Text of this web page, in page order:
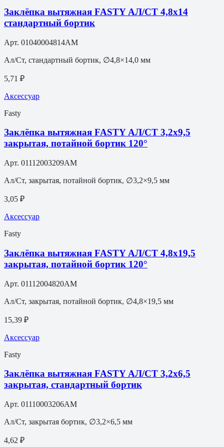
Заклёпка вытяжная FASTY АЛ/СТ 4,8х14
стандартный бортик
Арт. 01040004814AM
Ал/Ст, стандартный бортик, ∅4,8×14,0 мм
5,71 ₽
Аксессуар
Fasty
Заклёпка вытяжная FASTY АЛ/СТ 3,2х9,5
закрытая, потайной бортик 120°
Арт. 01112003209AM
Ал/Ст, закрытая, потайной бортик, ∅3,2×9,5 мм
3,05 ₽
Аксессуар
Fasty
Заклёпка вытяжная FASTY АЛ/СТ 4,8х19,5
закрытая, потайной бортик 120°
Арт. 01112004820AM
Ал/Ст, закрытая, потайной бортик, ∅4,8×19,5 мм
15,39 ₽
Аксессуар
Fasty
Заклёпка вытяжная FASTY АЛ/СТ 3,2х6,5
закрытая, стандартный бортик
Арт. 01110003206AM
Ал/Ст, закрытая бортик, ∅3,2×6,5 мм
4,62 ₽